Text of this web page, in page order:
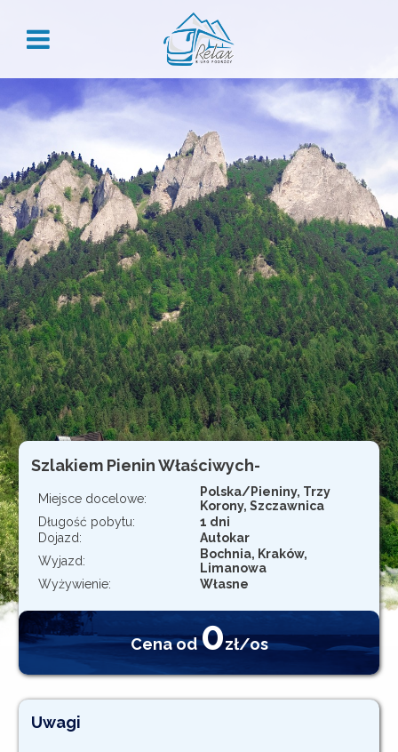
ZALOGUJ
Zaloguj
Nie pamiętasz hasła?
REJESTRACJA
Załóż konto, aby skorzystać z przywilejów dla stałych
klientów:
Historia zamówień
Przegląd danych
Rabaty grupowe
Kody rabatowe
Rejestracja
Szlakiem Pienin Właściwych-
Miejsce docelowe:
Polska/Pieniny, Trzy
Korony, Szczawnica
Długość pobytu:
1 dni
Dojazd:
Autokar
Wyjazd:
Bochnia, Kraków,
Limanowa
Wyżywienie:
Własne
Cena od0zł/os
Uwagi